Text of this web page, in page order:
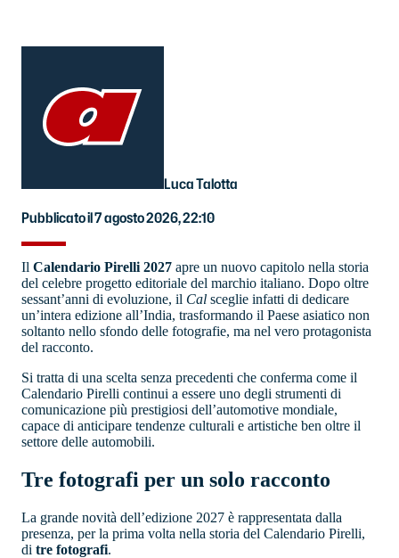
Luca Talotta
Pubblicato il 7 agosto 2026, 22:10
Il Calendario Pirelli 2027 apre un nuovo capitolo nella storia
del celebre progetto editoriale del marchio italiano. Dopo oltre
sessant’anni di evoluzione, il Cal sceglie infatti di dedicare
un’intera edizione all’India, trasformando il Paese asiatico non
soltanto nello sfondo delle fotografie, ma nel vero protagonista
del racconto.
Si tratta di una scelta senza precedenti che conferma come il
Calendario Pirelli continui a essere uno degli strumenti di
comunicazione più prestigiosi dell’automotive mondiale,
capace di anticipare tendenze culturali e artistiche ben oltre il
settore delle automobili.
Tre fotografi per un solo racconto
La grande novità dell’edizione 2027 è rappresentata dalla
presenza, per la prima volta nella storia del Calendario Pirelli,
di tre fotografi.